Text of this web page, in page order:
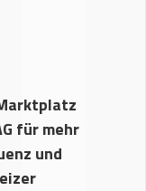
für mehr
und